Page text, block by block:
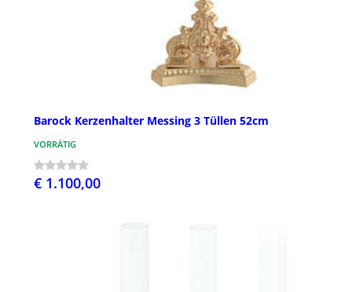
Barock Kerzenhalter Messing 3 Tüllen 52cm
VORRÄTIG
€ 1.100,00